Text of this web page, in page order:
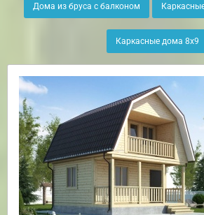
Дома из бруса с балконом
Каркасные дома 8х9